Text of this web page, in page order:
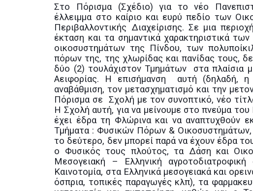
Στο Πόρισμα (Σχέδιο) για το νέο
έλλειμμα στο καίριο και ευρύ πεδίο των
Περιβαλλοντικής Διαχείρισης. Σε μια
έκταση και τα σημαντικά χαρακτηριστικά
οικοσυστημάτων της Πίνδου, των
πόρων της, της χλωρίδας και πανίδας τους,
δύο (2) τουλάχιστον Τμημάτων στα πλαίσια
Αειφορίας. Η επισήμανση αυτή (δηλαδή, η
αναβάθμιση, τον μετασχηματισμό και την
Πόρισμα σε Σχολή με τον συνοπτικό, νέο
Η Σχολή αυτή, για να μείνουμε στο πνεύμα
έχει έδρα τη Φλώρινα και να αναπτυχθούν
Τμήματα : Φυσικών Πόρων & Οικοσυστημάτων,
το δεύτερο, δεν μπορεί παρά να έχουν έδρα
ο Φυσικός τους πλούτος, τα Δάση και
Μεσογειακή – Ελληνική
Καινοτομία, στα Ελληνικά μεσογειακά και
όσπρια, τοπικές παραγωγές κλπ), τα